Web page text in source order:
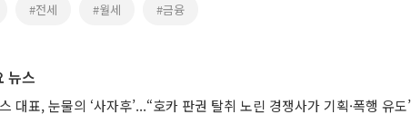
#전세 #월세 #금융
뉴스
대표, 눈물의 ‘사자후’...“호카 판권 탈취 노린 경쟁사가 기획·폭행 유도